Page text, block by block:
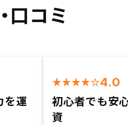
口コミ
を運
4.0
初心者でも安
資